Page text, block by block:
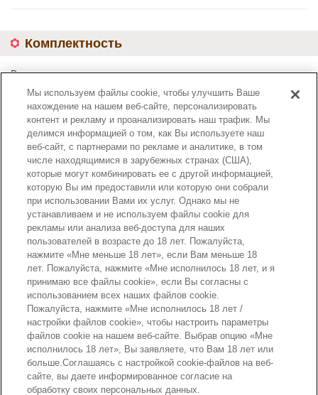
Комплектность
В комплекте:
• Мальчик-медвежонок в сидячем положении.
• Девочка-медвежонок в ползающем положении.
• Игрушка-каталка – зеленый поезд.
Номер артикула : 5426
Страницы каталога
Наверх страницы
Мы используем файлы cookie, чтобы улучшить Ваше
нахождение на нашем веб-сайте, персонализировать
контент и рекламу и проанализировать наш трафик. Мы
делимся информацией о том, как Вы используете наш
веб-сайт, с партнерами по рекламе и аналитике, в том
числе находящимися в зарубежных странах (США),
которые могут комбинировать ее с другой информацией,
которую Вы им предоставили или которую они собрали
при использовании Вами их услуг. Однако мы не
устанавливаем и не используем файлы cookie для
рекламы или анализа веб-доступа для наших
пользователей в возрасте до 18 лет. Пожалуйста,
нажмите «Мне меньше 18 лет», если Вам меньше 18
лет. Пожалуйста, нажмите «Мне исполнилось 18 лет, и я
принимаю все файлы cookie», если Вы согласны с
использованием всех наших файлов cookie.
Пожалуйста, нажмите «Мне исполнилось 18 лет /
настройки файлов cookie», чтобы настроить параметры
файлов cookie на нашем веб-сайте. Выбрав опцию «Мне
исполнилось 18 лет», Вы заявляете, что Вам 18 лет или
больше.Соглашаясь с настройкой cookie-файлов на веб-
сайте, вы даете информированное согласие на
обработку своих персональных данных.